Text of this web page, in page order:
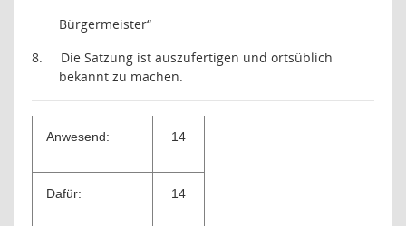
Bürgermeister“
8.
Die Satzung ist auszufertigen und ortsüblich
bekannt zu machen.
Anwesend: 14
Dafür: 14